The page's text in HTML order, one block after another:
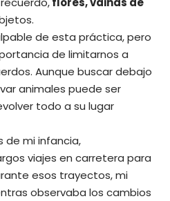
de esta práctica, pero
de limitarnos a
Aunque buscar debajo
animales puede ser
todo a su lugar
de mi infancia,
viajes en carretera para
esos trayectos, mi
observaba los cambios